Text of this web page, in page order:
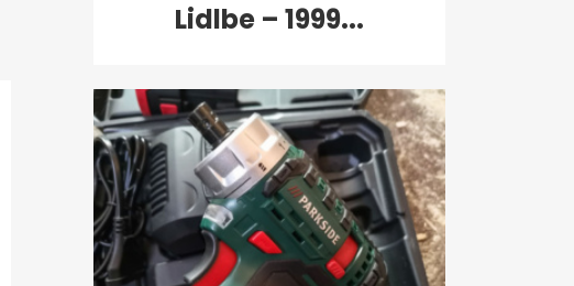
Lidlbe – 1999...